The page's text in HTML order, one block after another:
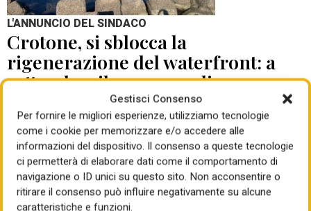
Gestisci Consenso
Per fornire le migliori esperienze, utilizziamo tecnologie
come i cookie per memorizzare e/o accedere alle
informazioni del dispositivo. Il consenso a queste tecnologie
ci permetterà di elaborare dati come il comportamento di
navigazione o ID unici su questo sito. Non acconsentire o
ritirare il consenso può influire negativamente su alcune
caratteristiche e funzioni.
L'ANNUNCIO DEL SINDACO
Crotone, si sblocca la
rigenerazione del waterfront: a
settembre il concorso di
progettazione
05 Ago 2026 di Mauro Giansante